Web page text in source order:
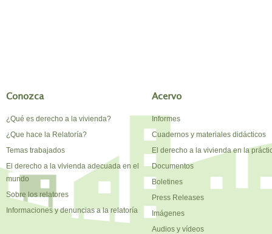
Conozca
¿Qué es derecho a la vivienda?
¿Que hace la Relatoría?
Temas trabajados
El derecho a la vivienda adecuada en el
mundo
Sobre los relatores
Informaciones y denuncias a la relatoría
Acervo
Informes
Cuadernos y materiales didácticos
El derecho a la vivienda en la
Documentos
Boletines
Press Releases
Imágenes
Audios y vídeos